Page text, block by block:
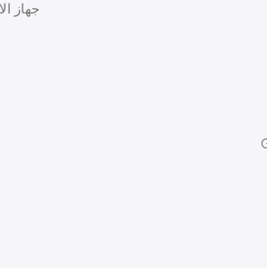
جهاز